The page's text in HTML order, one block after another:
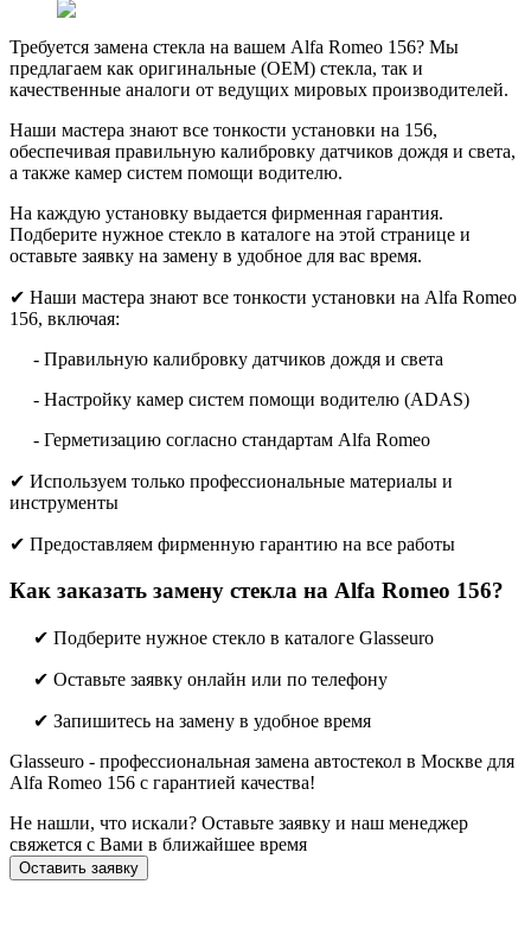
Требуется замена стекла на вашем Alfa Romeo 156? Мы
предлагаем как оригинальные (OEM) стекла, так и
качественные аналоги от ведущих мировых производителей.
Наши мастера знают все тонкости установки на 156,
обеспечивая правильную калибровку датчиков дождя и света,
а также камер систем помощи водителю.
На каждую установку выдается фирменная гарантия.
Подберите нужное стекло в каталоге на этой странице и
оставьте заявку на замену в удобное для вас время.
✔ Наши мастера знают все тонкости установки на Alfa Romeo
156, включая:
- Правильную калибровку датчиков дождя и света
- Настройку камер систем помощи водителю (ADAS)
- Герметизацию согласно стандартам Alfa Romeo
✔ Используем только профессиональные материалы и
инструменты
✔ Предоставляем фирменную гарантию на все работы
Как заказать замену стекла на Alfa Romeo 156?
✔ Подберите нужное стекло в каталоге Glasseuro
✔ Оставьте заявку онлайн или по телефону
✔ Запишитесь на замену в удобное время
Glasseuro - профессиональная замена автостекол в Москве для
Alfa Romeo 156 с гарантией качества!
Не нашли, что искали? Оставьте заявку и наш менеджер
свяжется с Вами в ближайшее время
Оставить заявку